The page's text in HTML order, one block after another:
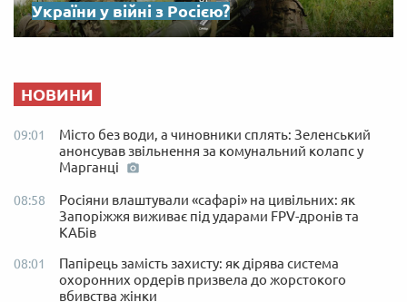
України у війні з Росією?
НОВИНИ
09:01
Місто без води, а чиновники сплять: Зеленський
анонсував звільнення за комунальний колапс у
Марганці
08:58
Росіяни влаштували «сафарі» на цивільних: як
Запоріжжя виживає під ударами FPV-дронів та
КАБів
08:01
Папірець замість захисту: як дірява система
охоронних ордерів призвела до жорстокого
вбивства жінки